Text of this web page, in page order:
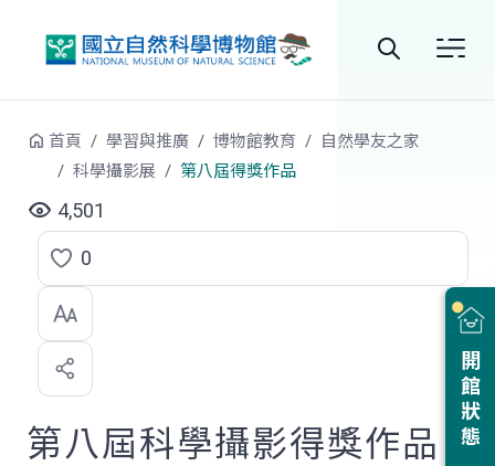
站
開館狀態
首頁 學習與推廣 博物館教育
自然學友之家
科學攝影展
第八屆得獎作品
4,501
點
選
喜
歡
0
第八屆科學攝影得獎作品